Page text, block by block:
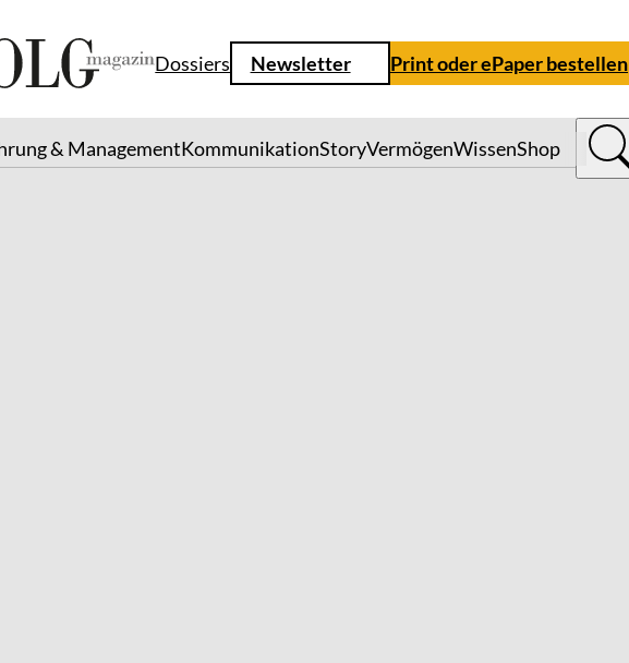
Dossiers Newsletter Print oder ePaper bestellen
& ManagementKommunikationStoryVermögenWissenShop